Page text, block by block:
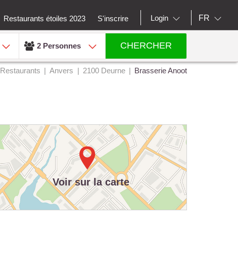
Restaurants étoiles 2023 S'inscrire Login FR
2 Personnes CHERCHER
Restaurants Anvers 2100 Deurne Brasserie Anoot
Voir sur la carte